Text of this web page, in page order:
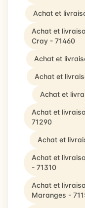
Achat et
Achat et
Cray - 71460
Achat et
Achat et
Achat et
Achat et
71290
Achat et
Achat et
- 71310
Achat et
Maranges -